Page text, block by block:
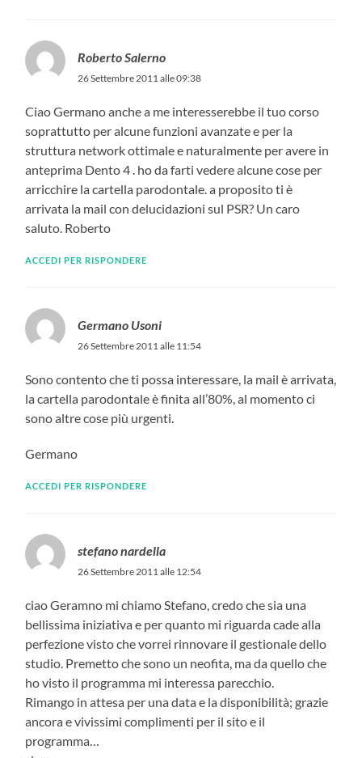
Roberto Salerno
26 Settembre 2011 alle 09:38
Ciao Germano anche a me interesserebbe il tuo corso
soprattutto per alcune funzioni avanzate e per la
struttura network ottimale e naturalmente per avere in
anteprima Dento 4 . ho da farti vedere alcune cose per
arricchire la cartella parodontale. a proposito ti è
arrivata la mail con delucidazioni sul PSR? Un caro
saluto. Roberto
ACCEDI PER RISPONDERE
Germano Usoni
26 Settembre 2011 alle 11:54
Sono contento che ti possa interessare, la mail è arrivata,
la cartella parodontale è finita all’80%, al momento ci
sono altre cose più urgenti.
Germano
ACCEDI PER RISPONDERE
stefano nardella
26 Settembre 2011 alle 12:54
ciao Geramno mi chiamo Stefano, credo che sia una
bellissima iniziativa e per quanto mi riguarda cade alla
perfezione visto che vorrei rinnovare il gestionale dello
studio. Premetto che sono un neofita, ma da quello che
ho visto il programma mi interessa parecchio.
Rimango in attesa per una data e la disponibilità; grazie
ancora e vivissimi complimenti per il sito e il
programma…